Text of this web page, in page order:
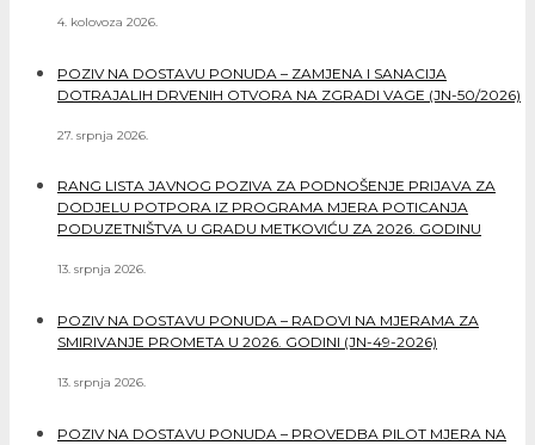
4. kolovoza 2026.
POZIV NA DOSTAVU PONUDA – ZAMJENA I SANACIJA
DOTRAJALIH DRVENIH OTVORA NA ZGRADI VAGE (JN-50/2026)
27. srpnja 2026.
RANG LISTA JAVNOG POZIVA ZA PODNOŠENJE PRIJAVA ZA
DODJELU POTPORA IZ PROGRAMA MJERA POTICANJA
PODUZETNIŠTVA U GRADU METKOVIĆU ZA 2026. GODINU
13. srpnja 2026.
POZIV NA DOSTAVU PONUDA – RADOVI NA MJERAMA ZA
SMIRIVANJE PROMETA U 2026. GODINI (JN-49-2026)
13. srpnja 2026.
POZIV NA DOSTAVU PONUDA – PROVEDBA PILOT MJERA NA